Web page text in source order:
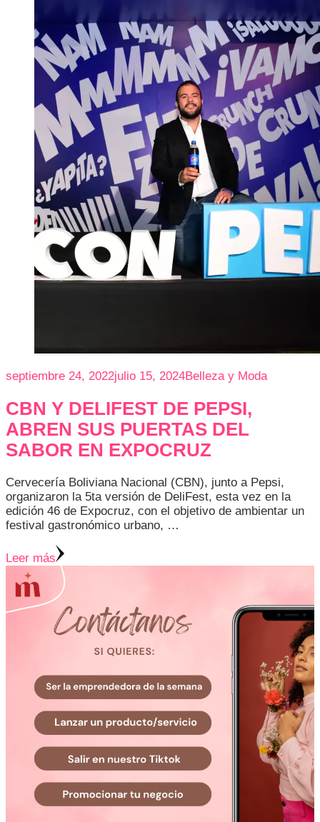
septiembre 24, 2022julio 15, 2024Belleza y Moda
CBN Y DELIFEST DE PEPSI,
ABREN SUS PUERTAS DEL
SABOR EN EXPOCRUZ
Cervecería Boliviana Nacional (CBN), junto a Pepsi,
organizaron la 5ta versión de DeliFest, esta vez en la
edición 46 de Expocruz, con el objetivo de ambientar un
festival gastronómico urbano, …
Leer más